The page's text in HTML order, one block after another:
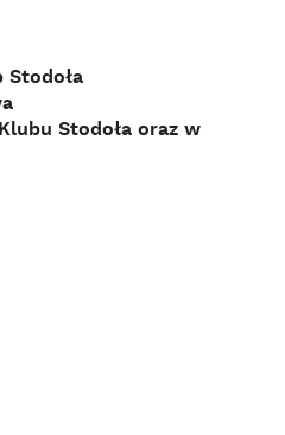
Stodoła
Stodoła oraz w